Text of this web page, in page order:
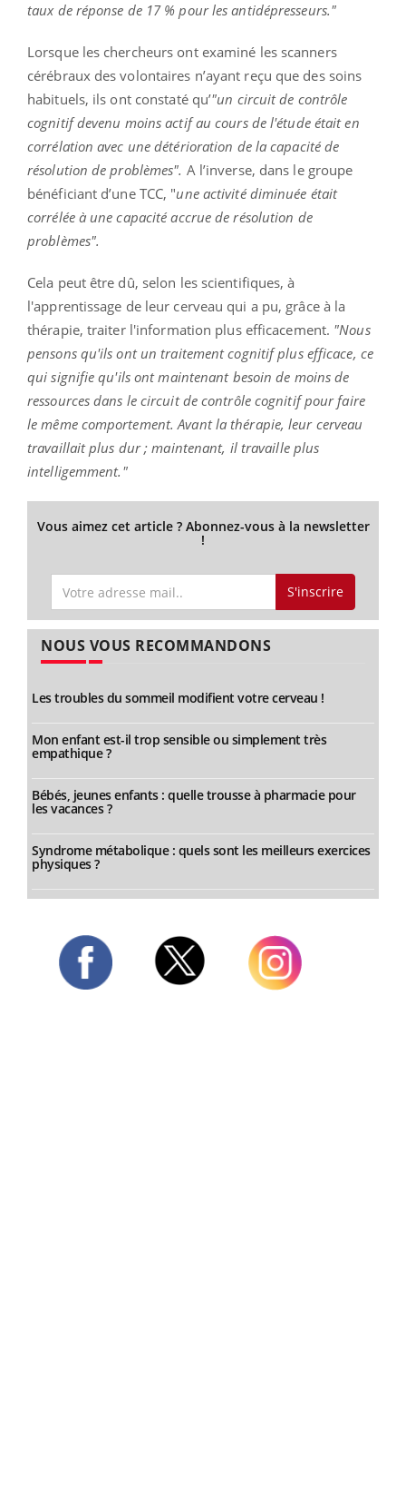
taux de réponse de 17 % pour les antidépresseurs."
Lorsque les chercheurs ont examiné les scanners
cérébraux des volontaires n’ayant reçu que des soins
habituels, ils ont constaté qu’"un circuit de contrôle
cognitif devenu moins actif au cours de l'étude était en
corrélation avec une détérioration de la capacité de
résolution de problèmes". A l’inverse, dans le groupe
bénéficiant d’une TCC, "une activité diminuée était
corrélée à une capacité accrue de résolution de
problèmes".
Cela peut être dû, selon les scientifiques, à
l'apprentissage de leur cerveau qui a pu, grâce à la
thérapie, traiter l'information plus efficacement. "Nous
pensons qu'ils ont un traitement cognitif plus efficace, ce
qui signifie qu'ils ont maintenant besoin de moins de
ressources dans le circuit de contrôle cognitif pour faire
le même comportement. Avant la thérapie, leur cerveau
travaillait plus dur ; maintenant, il travaille plus
intelligemment."
Vous aimez cet article ? Abonnez-vous à la newsletter
!
S'inscrire
NOUS VOUS RECOMMANDONS
Les troubles du sommeil modifient votre cerveau !
Mon enfant est-il trop sensible ou simplement très
empathique ?
Bébés, jeunes enfants : quelle trousse à pharmacie pour
les vacances ?
Syndrome métabolique : quels sont les meilleurs exercices
physiques ?